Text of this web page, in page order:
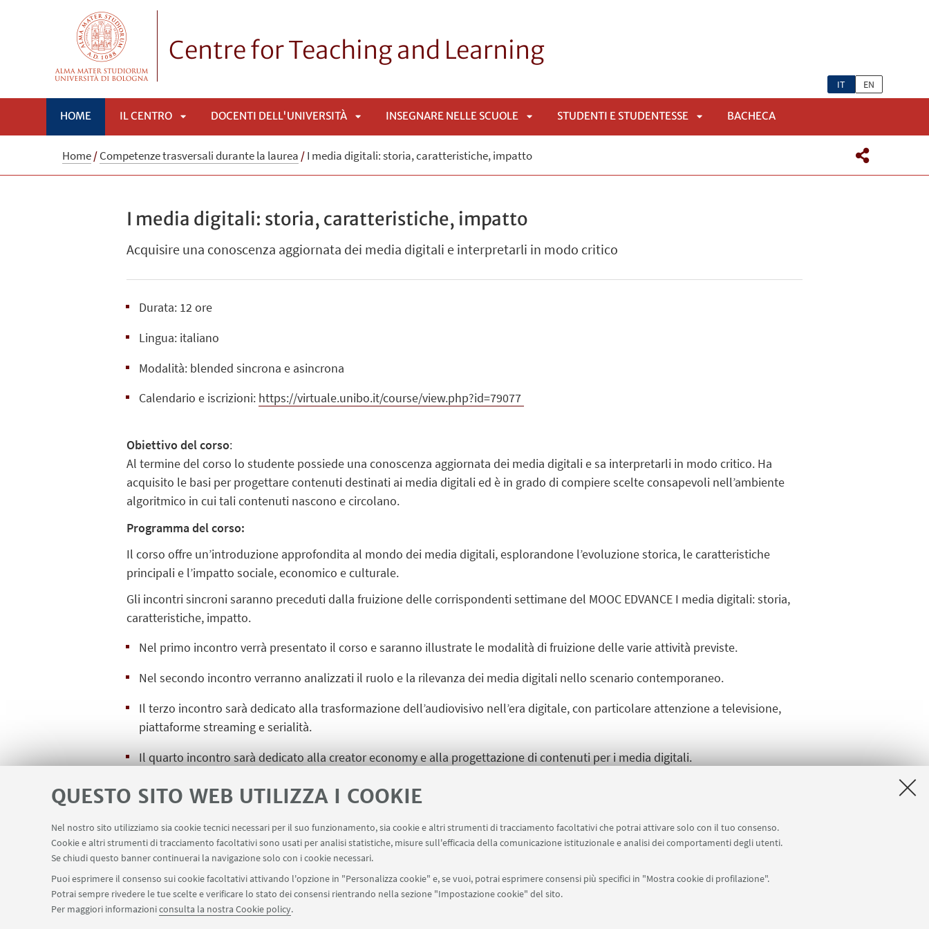
QUESTO SITO WEB UTILIZZA I COOKIE
Nel nostro sito utilizziamo sia cookie tecnici necessari per il suo funzionamento, sia cookie e altri strumenti di tracciamento facoltativi che potrai attivare solo con il tuo consenso.
Cookie e altri strumenti di tracciamento facoltativi sono usati per analisi statistiche, misure sull'efficacia della comunicazione istituzionale e analisi dei comportamenti degli utenti.
Se chiudi questo banner continuerai la navigazione solo con i cookie necessari.
Puoi esprimere il consenso sui cookie facoltativi attivando l'opzione in "Personalizza cookie" e, se vuoi, potrai esprimere consensi più specifici in "Mostra cookie di profilazione".
Potrai sempre rivedere le tue scelte e verificare lo stato dei consensi rientrando nella sezione "Impostazione cookie" del sito.
Per maggiori informazioniconsulta la nostra Cookie policy.
Centre for Teaching and Learning
IT EN
HOME IL CENTRO
APRI
DOCENTI DELL'UNIVERSITÀ
APRI
INSEGNARE NELLE SCUOLE
APRI
STUDENTI E STUDENTESSE BACHECA
Home/Competenze trasversali durante la laurea /I media digitali: storia, caratteristiche, impatto
I media digitali: storia, caratteristiche, impatto
Acquisire una conoscenza aggiornata dei media digitali e interpretarli in modo critico
Durata: 12 ore
Lingua: italiano
Modalità: blended sincrona e asincrona
Calendario e iscrizioni: https://virtuale.unibo.it/course/view.php?id=79077
Obiettivo del corso:
Al termine del corso lo studente possiede una conoscenza aggiornata dei media digitali e sa interpretarli in modo critico. Ha
acquisito le basi per progettare contenuti destinati ai media digitali ed è in grado di compiere scelte consapevoli nell’ambiente
algoritmico in cui tali contenuti nascono e circolano.
Programma del corso:
Il corso offre un’introduzione approfondita al mondo dei media digitali, esplorandone l’evoluzione storica, le caratteristiche
principali e l’impatto sociale, economico e culturale.
Gli incontri sincroni saranno preceduti dalla fruizione delle corrispondenti settimane del MOOC EDVANCE I media digitali: storia,
caratteristiche, impatto.
Nel primo incontro verrà presentato il corso e saranno illustrate le modalità di fruizione delle varie attività previste.
Nel secondo incontro verranno analizzati il ruolo e la rilevanza dei media digitali nello scenario contemporaneo.
Il terzo incontro sarà dedicato alla trasformazione dell’audiovisivo nell’era digitale, con particolare attenzione a televisione,
piattaforme streaming e serialità.
Il quarto incontro sarà dedicato alla creator economy e alla progettazione di contenuti per i media digitali.
Il quinto incontro favorirà infine un momento di dialogo e confronto con studenti e studentesse e fornirà le indicazioni di fine
corso.